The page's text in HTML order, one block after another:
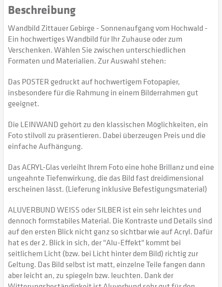
Beschreibung
Wandbild Zittauer Gebirge - Sonnenaufgang vom Hochwald -
Ein hochwertiges Wandbild für Ihr Zuhause oder zum
Verschenken. Wählen Sie zwischen unterschiedlichen
Formaten und Materialien. Zur Auswahl stehen:
Das POSTER gedruckt auf hochwertigem Fotopapier,
insbesondere für die Rahmung in einem Bilderrahmen gut
geeignet.
Die LEINWAND gehört zu den klassischen Möglichkeiten, ein
Foto stilvoll zu präsentieren. Dabei überzeugen Preis und die
einfache Aufhängung.
Das ACRYL-Glas verleiht Ihrem Foto eine hohe Brillanz und eine
ungeahnte Tiefenwirkung, die das Bild fast dreidimensional
erscheinen lässt. (Lieferung inklusive Befestigungsmaterial)
ALUVERBUND WEISS oder SILBER ist ein sehr leichtes und
dennoch formstabiles Material. Die Kontraste und Details sind
auf den ersten Blick nicht ganz so sichtbar wie auf Acryl. Dafür
hat es der 2. Blick in sich, der "Alu-Effekt" kommt bei
seitlichem Licht (bzw. bei Licht hinter dem Bild) richtig zur
Geltung. Das Bild selbst ist matt, einzelne Teile fangen dann
aber leicht an, zu spiegeln bzw. leuchten. Dank der